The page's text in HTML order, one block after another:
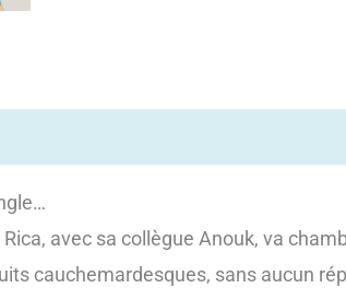
avec sa collègue Anouk, va
cauchemardesques, sans aucun